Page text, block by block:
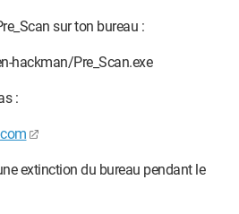
100
100
sur ton bureau :
hackman/Pre_Scan.exe
:
extinction du bureau pendant le